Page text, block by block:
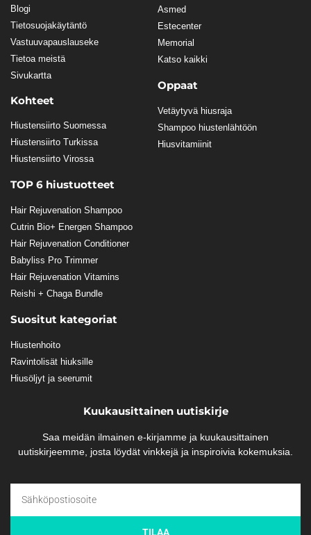
Blogi
Tietosuojakäytäntö
Vastuuvapauslauseke
Tietoa meistä
Sivukartta
Kohteet
Hiustensiirto Suomessa
Hiustensiirto Turkissa
Hiustensiirto Virossa
Asmed
Estecenter
Memorial
Katso kaikki
Oppaat
Vetäytyvä hiusraja
Shampoo hiustenlähtöön
Hiusvitamiinit
TOP 6 hiustuotteet
Hair Rejuvenation Shampoo
Cutrin Bio+ Energen Shampoo
Hair Rejuvenation Conditioner
Babyliss Pro Trimmer
Hair Rejuvenation Vitamins
Reishi + Chaga Bundle
Suositut kategoriat
Hiustenhoito
Ravintolisät hiuksille
Hiusöljyt ja seerumit
Kuukausittainen uutiskirje
Saa meidän ilmainen e-kirjamme ja kuukausittainen
uutiskirjeemme, josta löydät vinkkejä ja inspiroivia kokemuksia.
TILAA